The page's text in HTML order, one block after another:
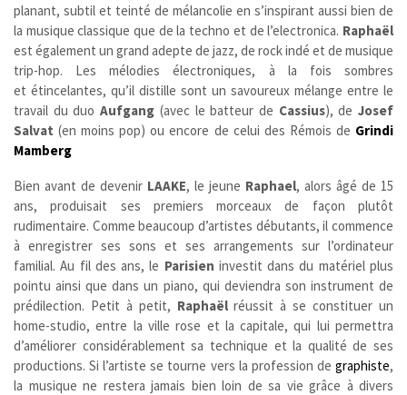
planant, subtil et teinté de mélancolie en s’inspirant aussi bien de
la musique classique que de la techno et de l’electronica. Raphaël
est également un grand adepte de jazz, de rock indé et de musique
trip-hop. Les mélodies électroniques, à la fois sombres
et étincelantes, qu’il distille sont un savoureux mélange entre le
travail du duoAufgang (avec le batteur de Cassius), deJosef
Salvat (en moins pop) ou encore de celui des Rémois de Grindi
Mamberg
Bien avant de devenir LAAKE, le jeune Raphael, alors âgé de 15
ans, produisait ses premiers morceaux de façon plutôt
rudimentaire. Comme beaucoup d’artistes débutants, il commence
à enregistrer ses sons et ses arrangements sur l’ordinateur
familial. Au fil des ans, le Parisien investit dans du matériel plus
pointu ainsi que dans un piano, qui deviendra son instrument de
prédilection. Petit à petit, Raphaëlréussit à se constituer un
home-studio, entre la ville rose et la capitale, qui lui permettra
d’améliorer considérablement sa technique et la qualité de ses
productions. Si l’artiste se tourne vers la profession de graphiste,
la musique ne restera jamais bien loin de sa vie grâce à divers